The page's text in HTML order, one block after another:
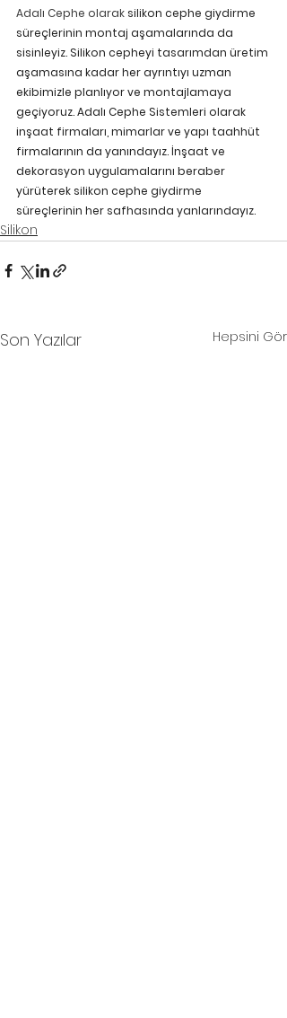
Adalı Cephe olarak silikon cephe giydirme
süreçlerinin montaj aşamalarında da
sisinleyiz. Silikon cepheyi tasarımdan üretim
aşamasına kadar her ayrıntıyı uzman
ekibimizle planlıyor ve montajlamaya
geçiyoruz. Adalı Cephe Sistemleri olarak
inşaat firmaları, mimarlar ve yapı taahhüt
firmalarının da yanındayız. İnşaat ve
dekorasyon uygulamalarını beraber
yürüterek silikon cephe giydirme
süreçlerinin her safhasında yanlarındayız.
Silikon
Son Yazılar Hepsini Gör